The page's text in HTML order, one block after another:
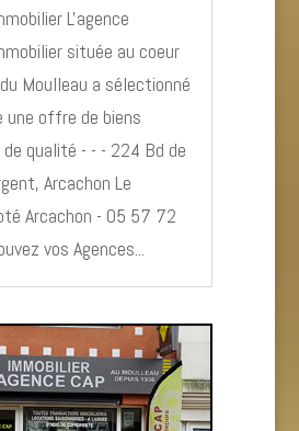
L'agence
située au coeur
Moulleau a sélectionné
une offre de biens
qualité - - - 224 Bd de
Arcachon Le
Arcachon - 05 57 72
vos Agences...